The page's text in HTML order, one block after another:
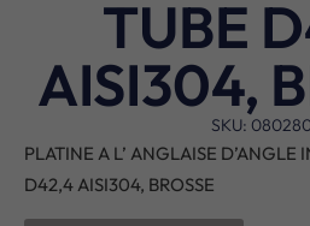
TUBE
AISI304,
SKU:
PLATINE A L’ ANGLAISE D’ANGLE
D42,4 AISI304, BROSSE